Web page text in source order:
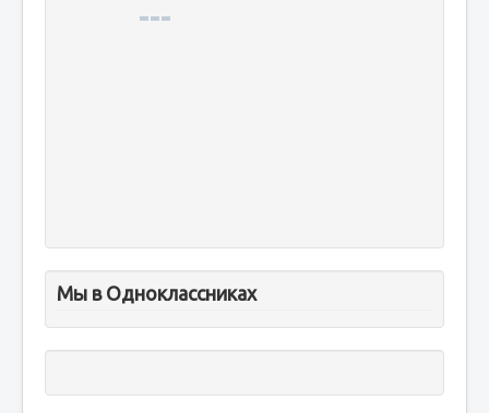
Мы в Одноклассниках